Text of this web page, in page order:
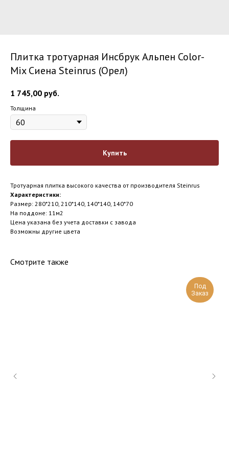
Плитка тротуарная Инсбрук Альпен Color-
Mix Сиена Steinrus (Орел)
1 745,00 руб.
Толщина
Купить
Тротуарная плитка высокого качества от производителя Steinrus
Характеристики:
Размер: 280*210, 210*140, 140*140, 140*70
На поддоне: 11м2
Цена указана без учета доставки с завода
Возможны другие цвета
Смотрите также
Под
Заказ